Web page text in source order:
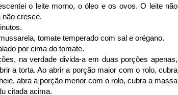
o leite morno, o óleo e os ovos. O leite não
não cresce.
tomate temperado com sal e orégano.
por cima do tomate.
na verdade divida-a em duas porções apenas,
a torta. Ao abrir a porção maior com o rolo, cubra
abra a porção menor com o rolo, cubra a massa
citada acima.